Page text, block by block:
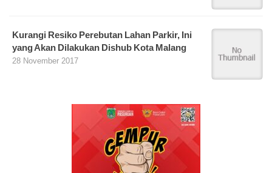
Kurangi Resiko Perebutan Lahan Parkir, Ini
yang Akan Dilakukan Dishub Kota Malang
28 November 2017